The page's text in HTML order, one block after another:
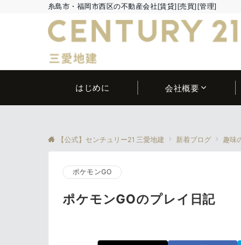
糸島市・福岡市西区の不動産会社[賃貸][売買][管理]
はじめに 会社概要
【公式】センチュリー21 三愛地建 新着ブログ 趣味
ポケモンGO
ポケモンGOのプレイ日記